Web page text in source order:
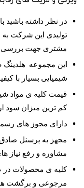
در نظر داشته باشید
تولیدی این شرکت به
مشتری جهت بررسی
این مجموعه هلدینگ
شیمیایی بسیار با
قیمت کلیه ی مواد
کم ترین میزان سود
دارای مجوز های
مجهز به پرسنل
مشاوره و رفع نیاز
کلیه ی محصولات
مرجوعی و برگشت